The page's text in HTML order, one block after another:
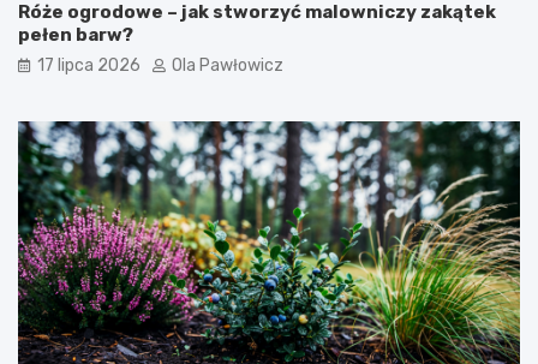
Róże ogrodowe – jak stworzyć malowniczy zakątek
pełen barw?
17 lipca 2026 Ola Pawłowicz